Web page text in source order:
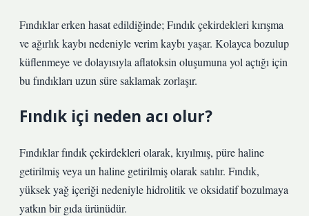
Fındıklar erken hasat edildiğinde; Fındık çekirdekleri kırışma
ve ağırlık kaybı nedeniyle verim kaybı yaşar. Kolayca bozulup
küflenmeye ve dolayısıyla aflatoksin oluşumuna yol açtığı için
bu fındıkları uzun süre saklamak zorlaşır.
Fındık içi neden acı olur?
Fındıklar fındık çekirdekleri olarak, kıyılmış, püre haline
getirilmiş veya un haline getirilmiş olarak satılır. Fındık,
yüksek yağ içeriği nedeniyle hidrolitik ve oksidatif bozulmaya
yatkın bir gıda ürünüdür.